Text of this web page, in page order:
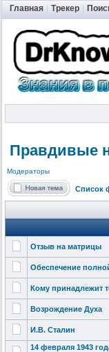
Главная Трекер
Правдивые
Модераторы
Список
Отзыв на матрицы
Обеспечение
Кому принадлежит
Возрождение Духа
И.В. Сталин
14 февраля 1943